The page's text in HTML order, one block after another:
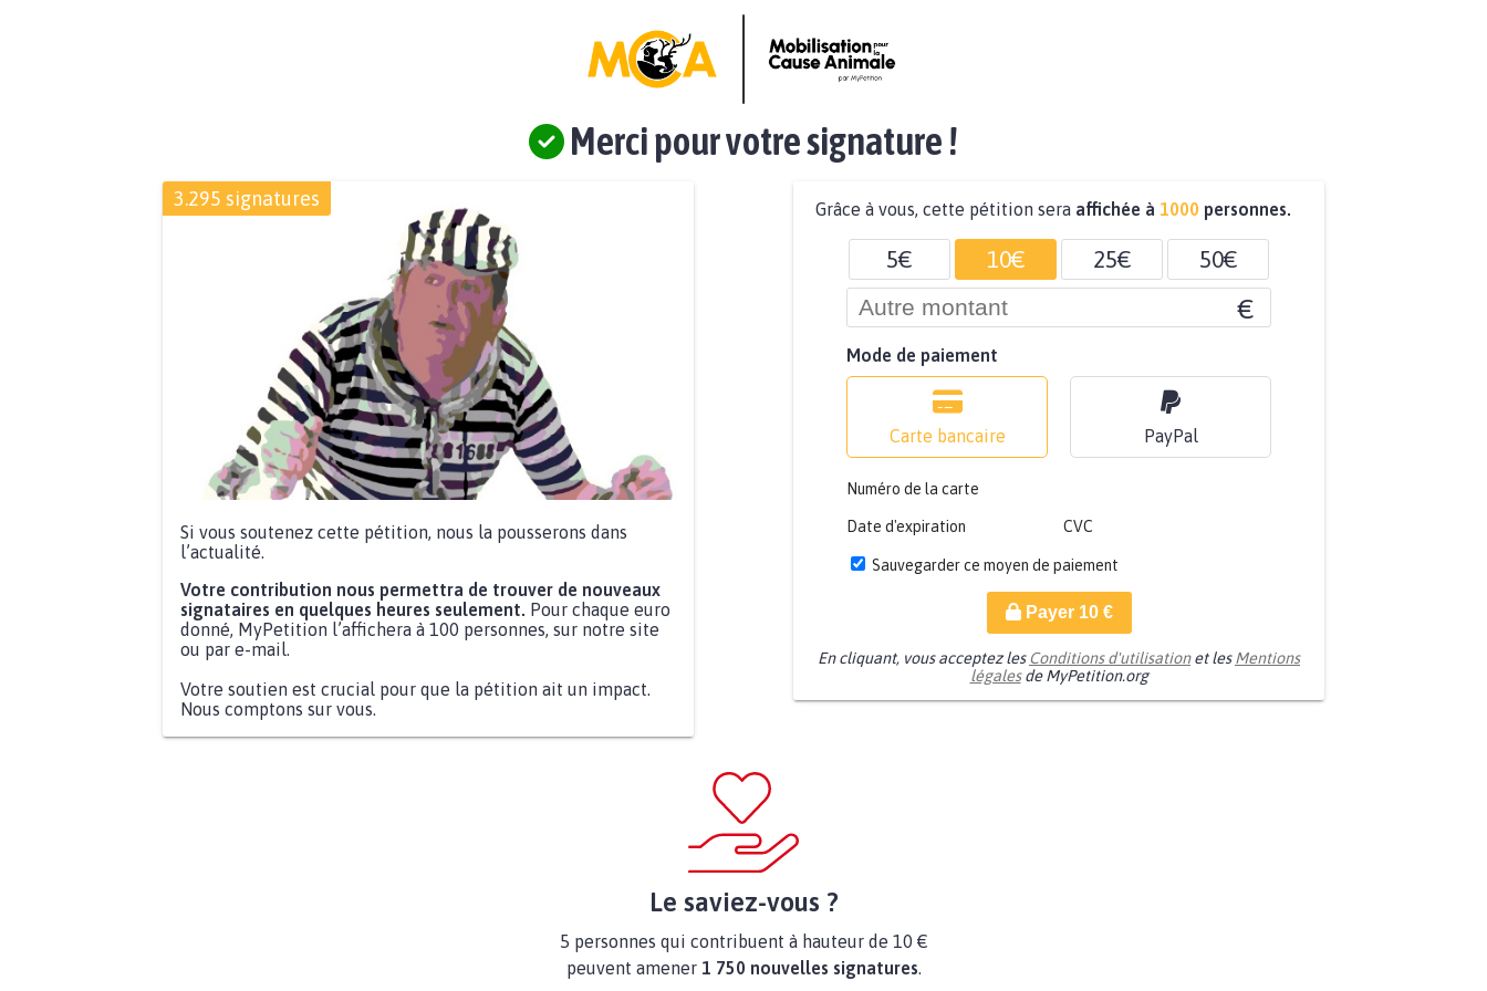
Merci pour votre signature !
3.295 signatures
Si vous soutenez cette pétition, nous la pousserons dans
l’actualité.
Votre contribution nous permettra de trouver de nouveaux
signataires en quelques heures seulement. Pour chaque euro
donné, MyPetition l’affichera à 100 personnes, sur notre site
ou par e-mail.
Votre soutien est crucial pour que la pétition ait un impact.
Nous comptons sur vous.
Grâce à vous, cette pétition sera affichée à 1000 personnes.
5€ 10€ 25€ 50€
€
Mode de paiement
Carte bancaire PayPal
Numéro de la carte
Date d'expiration CVC
Sauvegarder ce moyen de paiement
Payer 10€
En cliquant, vous acceptez les Conditions d'utilisationet lesMentions
légalesde MyPetition.org
Le saviez-vous ?
5 personnes qui contribuent à hauteur de 10 €
peuvent amener 1 750 nouvelles signatures.